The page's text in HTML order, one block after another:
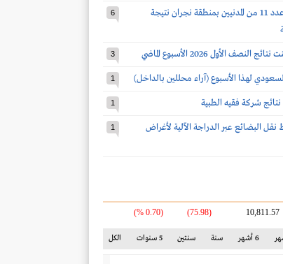
قوات التحالف: إصابة عدد 11 من المدنيين بمنطقة نجران نتيجة
6
3
لهذا الأسبوع (آراء محللين بالداخل) 1
نتائج شركة فقيه الطبية 1
نقل البضائع عبر الدراجة الآلية لأغراض
1
10,811.57
(75.98)
(0.70 %)
6 أشهر سنة سنتين 5 سنوات الكل